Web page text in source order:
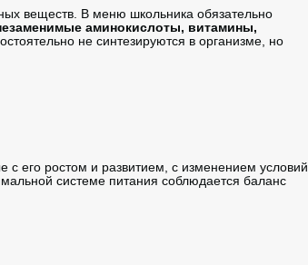
веществ. В меню школьника обязательно
аминокислоты, витамины,
не синтезируются в организме, но
с его ростом и развитием, с изменением условий
системе питания соблюдается баланс